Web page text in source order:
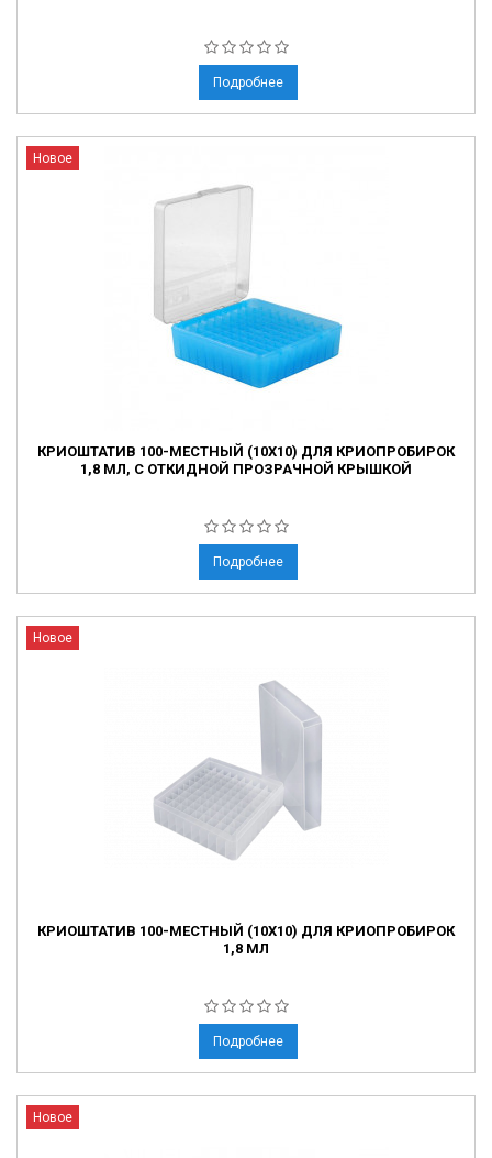
Подробнее
Новое
КРИОШТАТИВ 100-МЕСТНЫЙ (10X10) ДЛЯ КРИОПРОБИРОК
1,8 МЛ, С ОТКИДНОЙ ПРОЗРАЧНОЙ КРЫШКОЙ
Подробнее
Новое
КРИОШТАТИВ 100-МЕСТНЫЙ (10X10) ДЛЯ КРИОПРОБИРОК
1,8 МЛ
Подробнее
Новое